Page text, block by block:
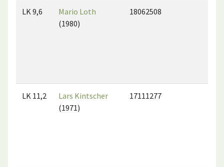
LK 9,6
Mario Loth
(1980)
18062508
LK 11,2
Lars Kintscher
(1971)
17111277